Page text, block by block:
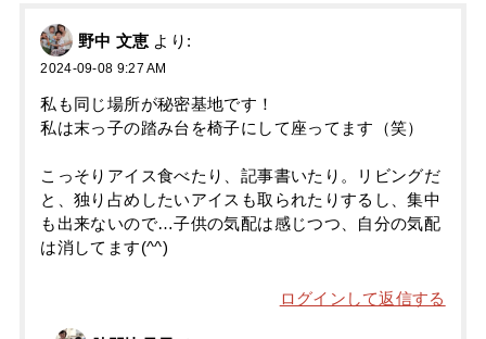
野中 文恵 より:
2024-09-08 9:27 AM
私も同じ場所が秘密基地です！
私は末っ子の踏み台を椅子にして座ってます（笑）
こっそりアイス食べたり、記事書いたり。リビングだ
と、独り占めしたいアイスも取られたりするし、集中
も出来ないので…子供の気配は感じつつ、自分の気配
は消してます(^^)
ログインして返信する